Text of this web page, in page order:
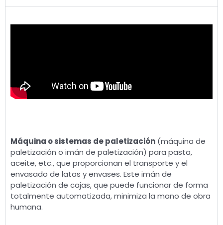
Máquina o sistemas de paletización (máquina de
paletización o imán de paletización) para pasta,
aceite, etc., que proporcionan el transporte y el
envasado de latas y envases. Este imán de
paletización de cajas, que puede funcionar de forma
totalmente automatizada, minimiza la mano de obra
humana.